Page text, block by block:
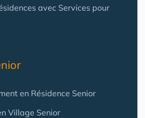
avec Services pour
en Résidence Senior
Village Senior